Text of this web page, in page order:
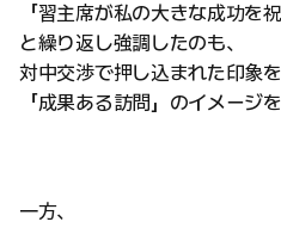
「習主席が私の大きな成功を祝
と繰り返し強調したのも、
対中交渉で押し込まれた印象
「成果ある訪問」のイメージ
一方、